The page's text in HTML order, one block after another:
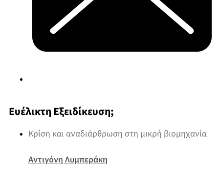
Ευέλικτη Εξειδίκευση;
Κρίση και αναδιάρθρωση στη μικρή βιομηχανία
Αντιγόνη Λυμπεράκη